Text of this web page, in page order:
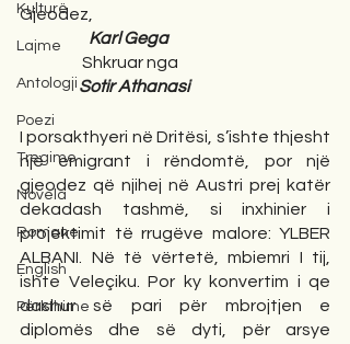
Kulturë
Lajme
Antologji
Poezi
Tregime
Novela
Romane
English
Përkthime
Gjeodez,
Karl Gega
                   Shkruar nga
Sotir Athanasi
I porsakthyeri në Dritësi, s’ishte thjesht
një emigrant i rëndomtë, por një
gjeodez që njihej në Austri prej katër
dekadash tashmë, si inxhinier i
projektimit të rrugëve malore: YLBER
ALBANI. Në të vërtetë, mbiemri I tij,
ishte Veleçiku. Por ky konvertim i qe
dashur së pari për mbrojtjen e
diplomës dhe së dyti, për arsye